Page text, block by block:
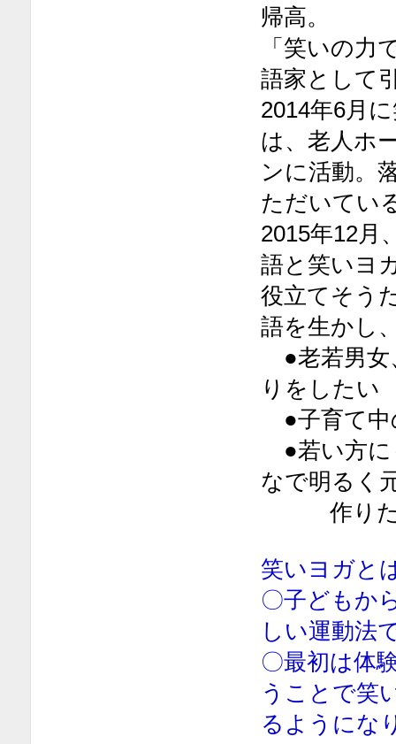
帰高。
「笑いの力
語家として
2014年6月
は、老人ホ
ンに活動。
ただいてい
2015年12月
語と笑いヨ
役立てそう
語を生かし
●老若男女
りをしたい
●子育て中
●若い方に
なで明るく
作りたい
笑いヨガと
〇子どもか
しい運動法
〇最初は体
うことで笑
るようにな